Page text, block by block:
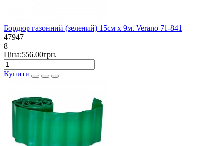
Бордюр газонний (зелений) 15см х 9м. Verano 71-841
47947
8
Ціна:556.00грн.
Купити